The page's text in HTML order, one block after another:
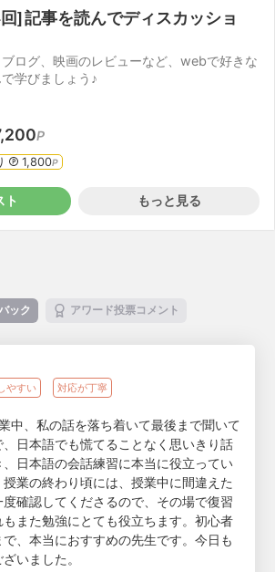
] 記事を読んでディスカッショ
ブログ、映画のレビューなど、webで好きな
学びましょう♪
P
1,800P
ト もっと見る
ック アワード投票コメント
やすい 対応が丁寧
中、私の話を落ち着いて最後まで聞いて
、日本語でも慌てることなく思いきり話
日本語の会話練習に本当に役立ってい
授業の終わり頃には、授業中に間違えた
確認してくださるので、その場で復習
また勉強にとても役立ちます。初心者
、本当におすすめの先生です。今日も
いました。